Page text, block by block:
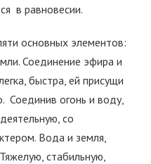
в равновесии.
основных элементов:
Соединение эфира и
быстра, ей присущи
Соединив огонь и воду,
со
Вода и земля,
стабильную,